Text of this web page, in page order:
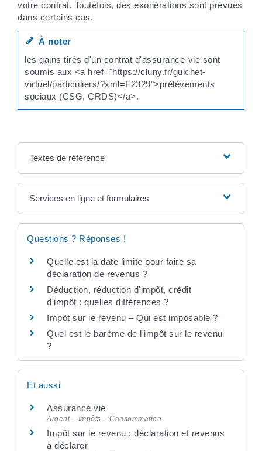
votre contrat. Toutefois, des exonérations sont prévues
dans certains cas.
À noter
les gains tirés d'un contrat d'assurance-vie sont
soumis aux <a href="https://cluny.fr/guichet-
virtuel/particuliers/?xml=F2329">prélèvements
sociaux (CSG, CRDS)</a>.
Textes de référence
Services en ligne et formulaires
Questions ? Réponses !
Quelle est la date limite pour faire sa
déclaration de revenus ?
Déduction, réduction d'impôt, crédit
d'impôt : quelles différences ?
Impôt sur le revenu – Qui est imposable ?
Quel est le barème de l'impôt sur le revenu
?
Et aussi
Assurance vie
Argent – Impôts – Consommation
Impôt sur le revenu : déclaration et revenus
à déclarer